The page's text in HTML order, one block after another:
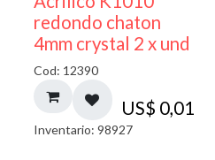
50% DESCUENTO
redondo chaton
4mm crystal 2 x und
Cod: 12390
US$ 0,01
Inventario: 98927